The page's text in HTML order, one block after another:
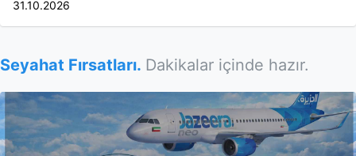
31.10.2026
Seyahat Fırsatları. Dakikalar içinde hazır.